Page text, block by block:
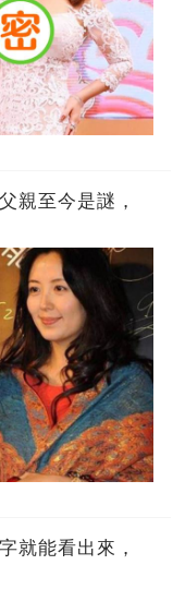
親至今是謎，
就能看出來，